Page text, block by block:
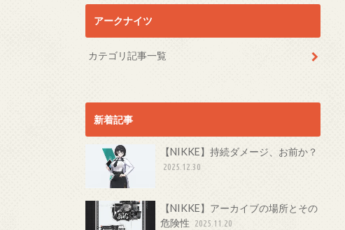
アークナイツ
カテゴリ記事一覧
新着記事
【NIKKE】持続ダメージ、お前か？
2025.12.30
【NIKKE】アーカイブの場所とその
危険性
2025.11.20